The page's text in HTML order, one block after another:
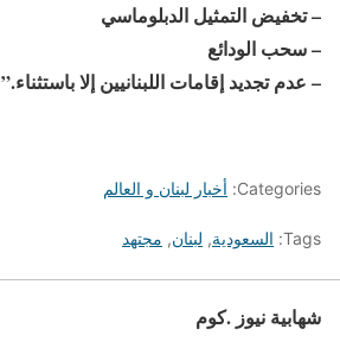
– تخفيض التمثيل الدبلوماسي
– سحب الودائع
– عدم تجديد إقامات اللبنانيين إلا باستثناء.”
Categories: أخبار لبنان و العالم
Tags: السعودية, لبنان, مجتهد
شهابية نيوز .كوم